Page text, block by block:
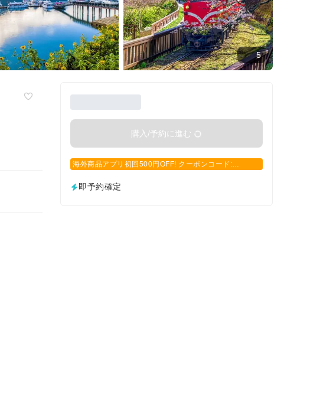
5
購入/予約に進む
海外商品アプリ初回500円OFF! クーポンコード:
即予約確定